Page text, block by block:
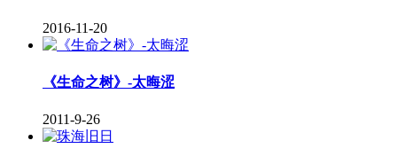
2016-11-20
《生命之树》-太晦涩
2011-9-26